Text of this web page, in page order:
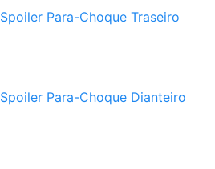
Spoiler Para-Choque Traseiro
Spoiler Para-Choque Dianteiro